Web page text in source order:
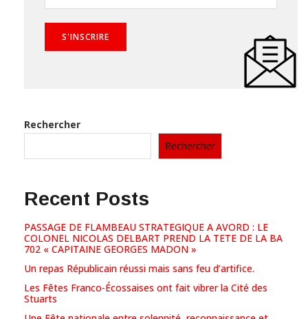
Rechercher
Rechercher
Recent Posts
PASSAGE DE FLAMBEAU STRATEGIQUE A AVORD : LE
COLONEL NICOLAS DELBART PREND LA TETE DE LA BA
702 « CAPITAINE GEORGES MADON »
Un repas Républicain réussi mais sans feu d’artifice.
Les Fêtes Franco-Écossaises ont fait vibrer la Cité des
Stuarts